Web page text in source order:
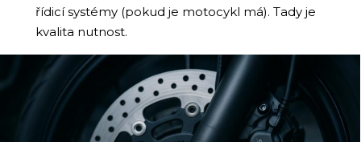
řídicí systémy (pokud je motocykl má). Tady je
kvalita nutnost.